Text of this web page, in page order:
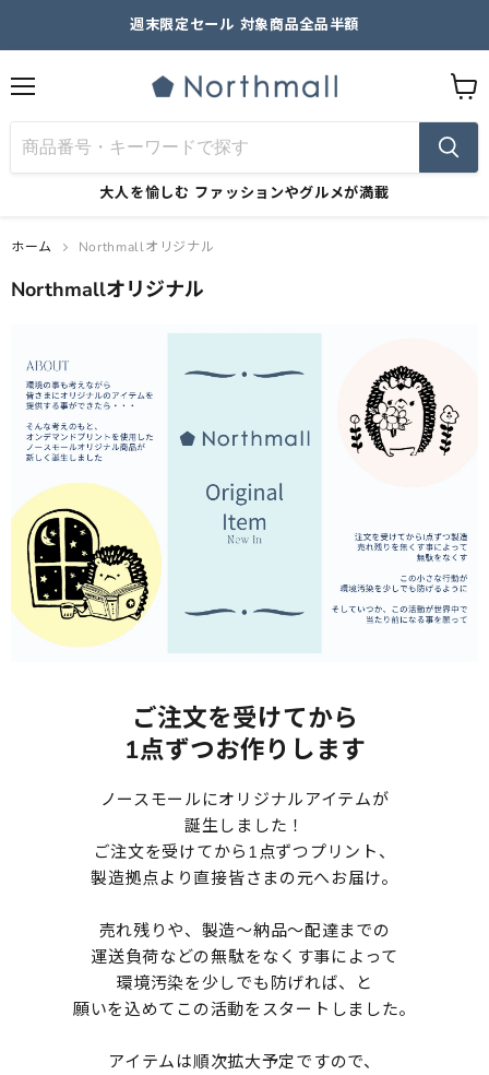
週末限定セール 対象商品全品半額
メ
ニ
ュ
ー
大人を愉しむ ファッションやグルメが満載
ー
ト
を
ホーム Northmallオリジナル
Northmallオリジナル
ご注文を受けてから
1点ずつお作りします
ノースモールにオリジナルアイテムが
誕生しました！
ご注文を受けてから1点ずつプリント、
製造拠点より直接皆さまの元へお届け。
売れ残りや、製造～納品～配達までの
運送負荷などの無駄をなくす事によって
環境汚染を少しでも防げれば、と
願いを込めてこの活動をスタートしました。
アイテムは順次拡大予定ですので、